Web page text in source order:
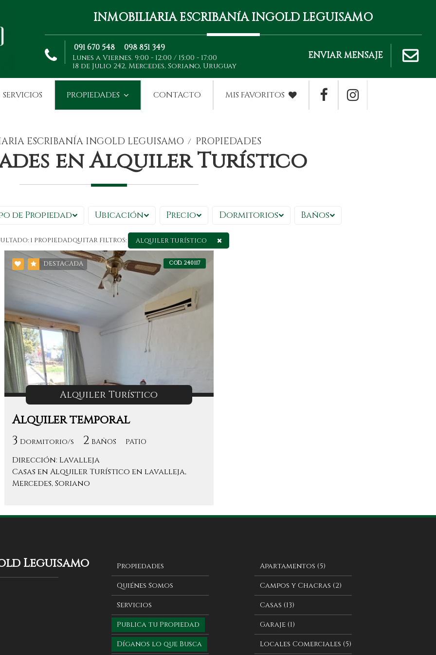
INMOBILIARIA ESCRIBANíA INGOLD LEGUISAMO
091 670 548 098 851 349
Lunes a Viernes. 9:00 - 12:00 / 15:00 - 17:00
18 de Julio 242, Mercedes, Soriano, Uruguay
ENVIAR MENSAJE
SERVICIOS PROPIEDADES CONTACTO MIS FAVORITOS
ESCRIBANÍA INGOLD LEGUISAMO / PROPIEDADES
en Alquiler Turístico
de Propiedad Ubicación Precio Dormitorios Baños
1 PROPIEDADQUITAR FILTROS: ALQUILER TURÍSTICO
DESTACADA COD. 240117
Alquiler Turístico
Alquiler temporal
3 Dormitorio/s 2 BAÑOS PATIO
Dirección: Lavalleja
Casas en Alquiler Turístico en lavalleja,
Mercedes, Soriano
Leguisamo Propiedades
Quiénes Somos
Servicios
Publica tu Propiedad
Díganos lo que Busca
Apartamentos (5)
Campos y Chacras (2)
Casas (13)
Garaje (1)
Locales Comerciales (5)